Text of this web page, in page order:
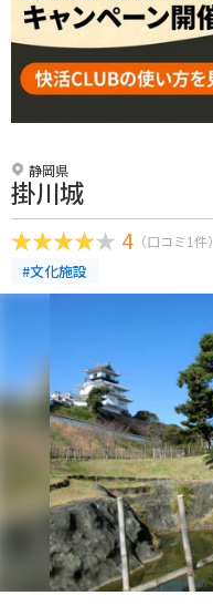
静岡県
掛川城
4 （口コミ1件）
#文化施設